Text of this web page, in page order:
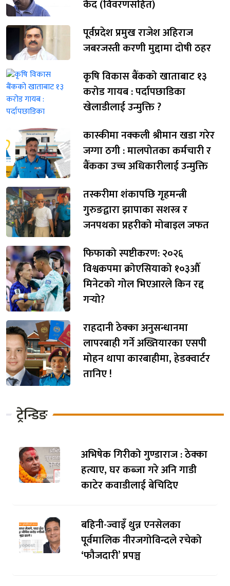
कैद (विवरणसहित)
पूर्वप्रदेश प्रमुख राजेश अहिराज
जबरजस्ती करणी मुद्दामा दोषी ठहर
कृषि विकास बैंकको खाताबाट १३
करोड गायब : पर्दापछाडिका
खेलाडीलाई उन्मुक्ति ?
कास्कीमा नक्कली श्रीमान खडा गरेर
जग्गा ठगी : मालपोतका कर्मचारी र
बैंकका उच्च अधिकारीलाई उन्मुक्ति
तस्करीमा शंकापछि गृहमन्त्री
गुरुङद्वारा झापाका सशस्त्र र
जनपथका प्रहरीको मोबाइल जफत
फिफाको स्पष्टीकरण: २०२६
विश्वकपमा क्रोएसियाको १०३औँ
मिनेटको गोल भिएआरले किन रद्द
गर्‍यो?
राहदानी ठेक्का अनुसन्धानमा
लापरबाही गर्ने अख्तियारका एसपी
मोहन थापा कारबाहीमा, हेडक्वार्टर
तानिए !
ट्रेन्डिङ
अभिषेक गिरीको गुण्डाराज : ठेक्का
हत्याए, घर कब्जा गरे अनि गाडी
काटेर कवाडीलाई बेचिदिए
बहिनी-ज्वाइँ थुन्न एनसेलका
पूर्वमालिक नीरजगोविन्दले रचेको
‘फौजदारी’ प्रपञ्च